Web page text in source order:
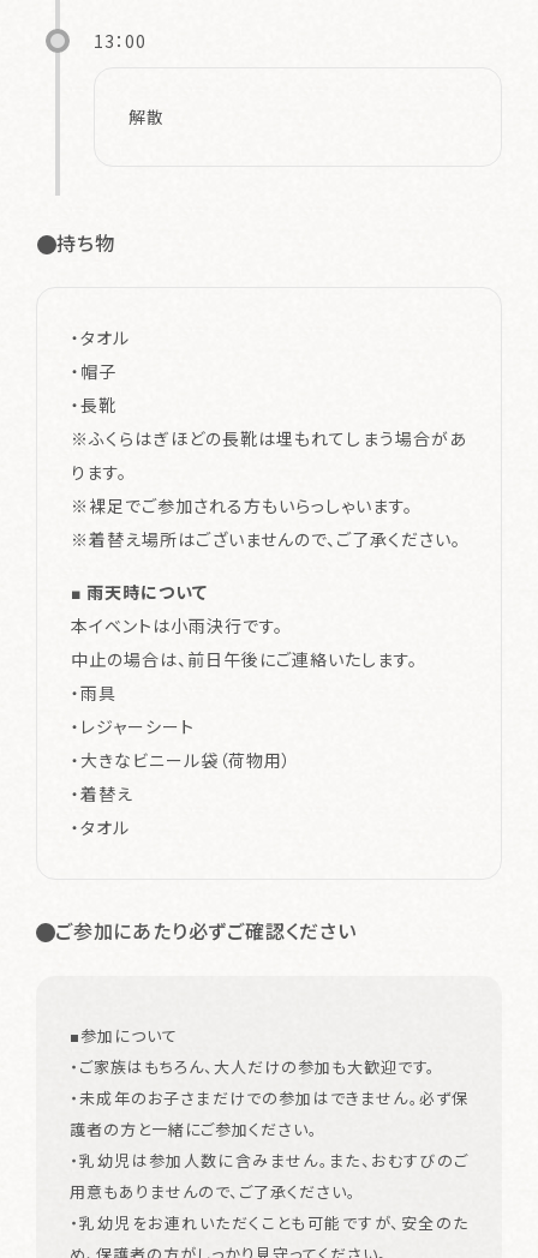
13：00
解散
持ち物
・タオル
・帽子
・長靴
※ふくらはぎほどの長靴は埋もれてしまう場合があ
ります。
※裸足でご参加される方もいらっしゃいます。
※着替え場所はございませんので、ご了承ください。
■ 雨天時について
本イベントは小雨決行です。
中止の場合は、前日午後にご連絡いたします。
・雨具
・レジャーシート
・大きなビニール袋（荷物用）
・着替え
・タオル
ご参加にあたり必ずご確認ください
■参加について
・ご家族はもちろん、大人だけの参加も大歓迎です。
・未成年のお子さまだけでの参加はできません。必ず保
護者の方と一緒にご参加ください。
・乳幼児は参加人数に含みません。また、おむすびのご
用意もありませんので、ご了承ください。
・乳幼児をお連れいただくことも可能ですが、安全のた